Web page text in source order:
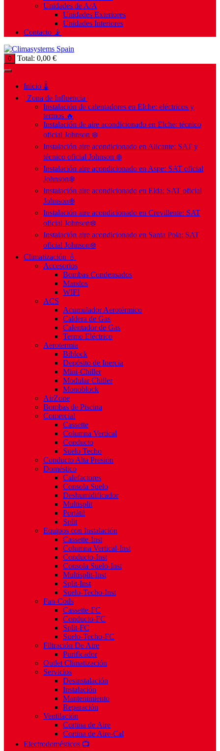
Unidades de A/A
Unidades Exteriores
Unidades Interiores
Contacto 📡
0 Total: 0,00 €
Inicio 🌡️
| Zona de Influencia |
Instalación de calentadores en Elche: eléctricos y
termos 🔥
Instalación de aire acondicionado en Elche: técnico
oficial Johnson ❄️
Instalación aire acondicionado en Alicante: SAT y
técnico oficial Johnson ❄️
Instalación aire acondicionado en Aspe: SAT oficial
Johnson❄️
Instalación aire acondicionado en Elda: SAT oficial
Johnson❄️
Instalación aire acondicionado en Crevillente: SAT
oficial Johnson❄️
Instalación aire acondicionado en Santa Pola: SAT
oficial Johnson❄️
Climatización 💧
Accesorios
Bombas Condensados
Mandos
WIFI
ACS
Acumulador Aerotérmico
Caldera de Gas
Calentador de Gas
Termo Eléctrico
Aerotermia
Biblock
Depósito de Inercia
Mini-Chiller
Modular Chiller
Monoblock
AirZone
Bombas de Piscina
Comercial
Cassette
Columna Vertical
Conducto
Suelo Techo
Conducto Alta Presión
Doméstico
Calefactores
Consola Suelo
Deshumidificador
Multisplit
Portátil
Split
Equipos con Instalación
Cassette-Inst
Columna Vertical-Inst
Conducto-Inst
Consola Suelo-Inst
Multisplit-Inst
Split-Inst
Suelo-Techo-Inst
Fan-Coils
Cassette-FC
Conducto-FC
Split-FC
Suelo-Techo-FC
Filtración De Aire
Purificador
Outlet Climatización
Servicios
Desinstalación
Instalación
Mantenimiento
Reparación
Ventilación
Cortina de Aire
Cortina de Aire-Cal
Electrodomésticos 📺